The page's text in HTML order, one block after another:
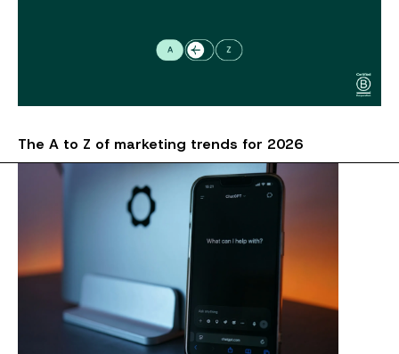
The A to Z of marketing trends for 2026